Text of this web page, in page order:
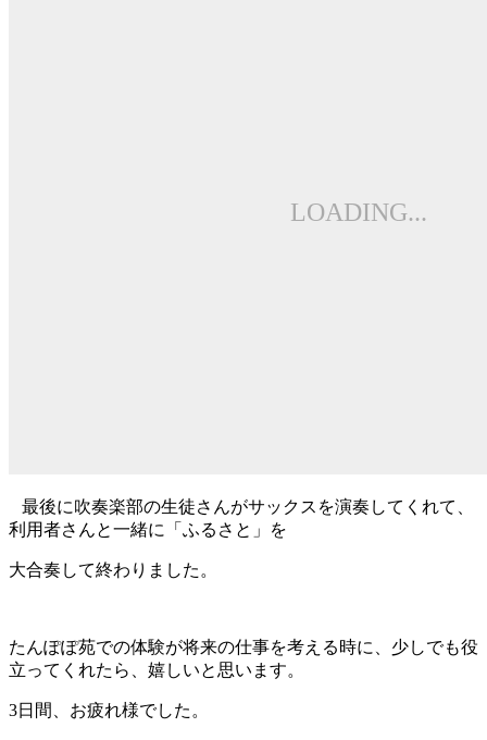
最後に吹奏楽部の生徒さんがサックスを演奏してくれて、
利用者さんと一緒に「ふるさと」を
大合奏して終わりました。
たんぽぽ苑での体験が将来の仕事を考える時に、少しでも役
立ってくれたら、嬉しいと思います。
3日間、お疲れ様でした。